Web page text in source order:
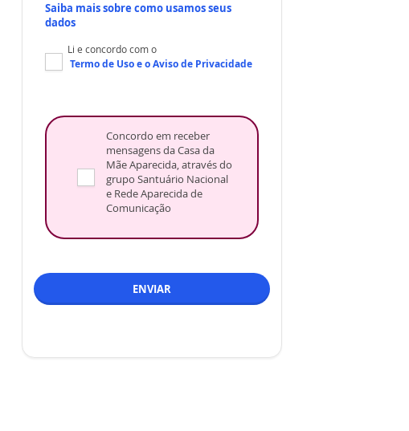
Saiba mais sobre como usamos seus
dados
Li e concordo com o
Termo de Usoe oAviso de Privacidade
Concordo em receber
mensagens da Casa da
Mãe Aparecida, através do
grupo Santuário Nacional
e Rede Aparecida de
Comunicação
ENVIAR